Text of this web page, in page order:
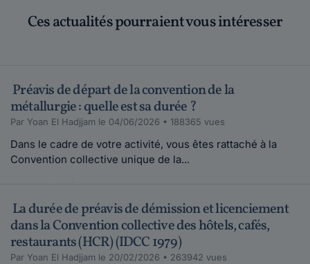
Ces actualités pourraient vous intéresser
Préavis de départ de la convention de la
métallurgie : quelle est sa durée ?
Par Yoan El Hadjjam le 04/06/2026 • 188365 vues
Dans le cadre de votre activité, vous êtes rattaché à la
Convention collective unique de la...
La durée de préavis de démission et licenciement
dans la Convention collective des hôtels, cafés,
restaurants (HCR) (IDCC 1979)
Par Yoan El Hadjjam le 20/02/2026 • 263942 vues